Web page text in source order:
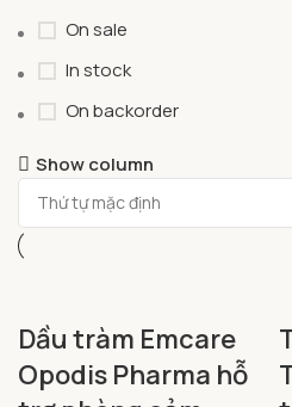
On sale
In stock
On backorder
Show column
Dầu tràm Emcare
Opodis Pharma hỗ